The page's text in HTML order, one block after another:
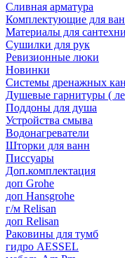
Сливная арматура
Комплектующие для
Материалы для
Сушилки для рук
Ревизионные люки
Новинки
Системы дренажных
Душевые гарнитуры (
Поддоны для душа
Устройства смыва
Водонагреватели
Шторки для ванн
Писсуары
Доп.комплектация
доп Grohe
доп Hansgrohe
г/м Relisan
доп Relisan
Раковины для тумб
гидро AESSEL